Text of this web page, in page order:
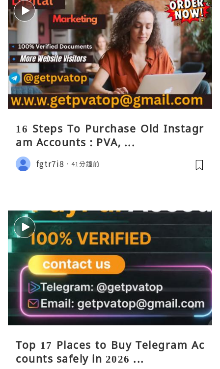
16 Steps To Purchase Old Instagr
am Accounts : PVA, ...
fgtr7i8 41分鐘前
Top 17 Places to Buy Telegram Ac
counts safely in 2026 ...